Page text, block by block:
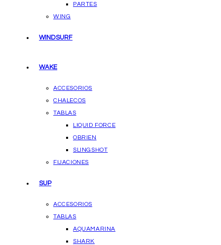
PARTES
WING
WINDSURF
WAKE
ACCESORIOS
CHALECOS
TABLAS
LIQUID FORCE
OBRIEN
SLINGSHOT
FIJACIONES
SUP
ACCESORIOS
TABLAS
AQUAMARINA
SHARK